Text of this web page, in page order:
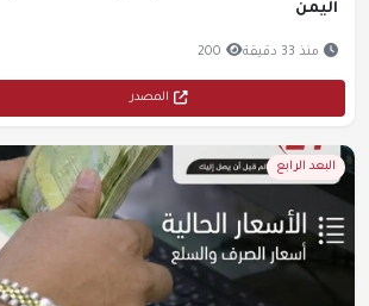
اليمن
منذ 33 دقيقة 200
المصدر
البعد الرابع